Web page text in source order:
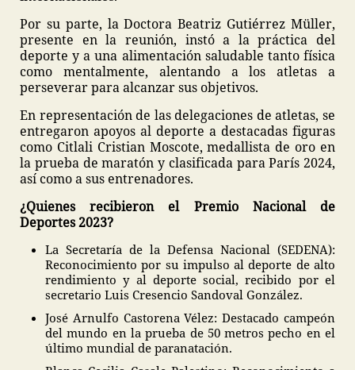
Por su parte, la Doctora Beatriz Gutiérrez Müller,
presente en la reunión, instó a la práctica del
deporte y a una alimentación saludable tanto física
como mentalmente, alentando a los atletas a
perseverar para alcanzar sus objetivos.
En representación de las delegaciones de atletas, se
entregaron apoyos al deporte a destacadas figuras
como Citlali Cristian Moscote, medallista de oro en
la prueba de maratón y clasificada para París 2024,
así como a sus entrenadores.
¿Quienes recibieron el Premio Nacional de
Deportes 2023?
La Secretaría de la Defensa Nacional (SEDENA):
Reconocimiento por su impulso al deporte de alto
rendimiento y al deporte social, recibido por el
secretario Luis Cresencio Sandoval González.
José Arnulfo Castorena Vélez: Destacado campeón
del mundo en la prueba de 50 metros pecho en el
último mundial de paranatación.